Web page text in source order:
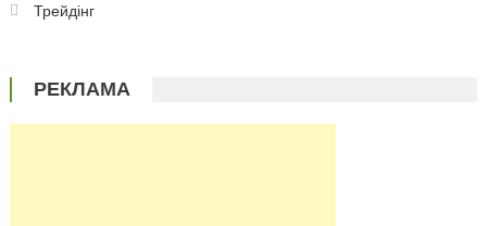
Трейдінг
РЕКЛАМА